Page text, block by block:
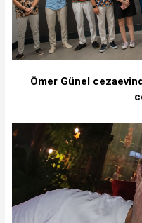
Ömer Günel